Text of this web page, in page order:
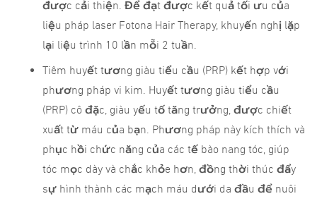
được cải thiện. Để đạt được kết quả tối ưu của
liệu pháp laser Fotona Hair Therapy, khuyến nghị lặp
lại liệu trình 10 lần mỗi 2 tuần.
Tiêm huyết tương giàu tiểu cầu (PRP) kết hợp với
phương pháp vi kim. Huyết tương giàu tiểu cầu
(PRP) cô đặc, giàu yếu tố tăng trưởng, được chiết
xuất từ ​​máu của bạn. Phương pháp này kích thích và
phục hồi chức năng của các tế bào nang tóc, giúp
tóc mọc dày và chắc khỏe hơn, đồng thời thúc đẩy
sự hình thành các mạch máu dưới da đầu để nuôi